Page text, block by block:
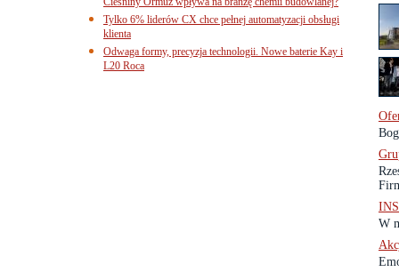
W
Tylko 6% liderów CX chce pełnej automatyzacji obsługi
klienta
Odwaga formy, precyzja technologii. Nowe baterie Kay i
L20 Roca